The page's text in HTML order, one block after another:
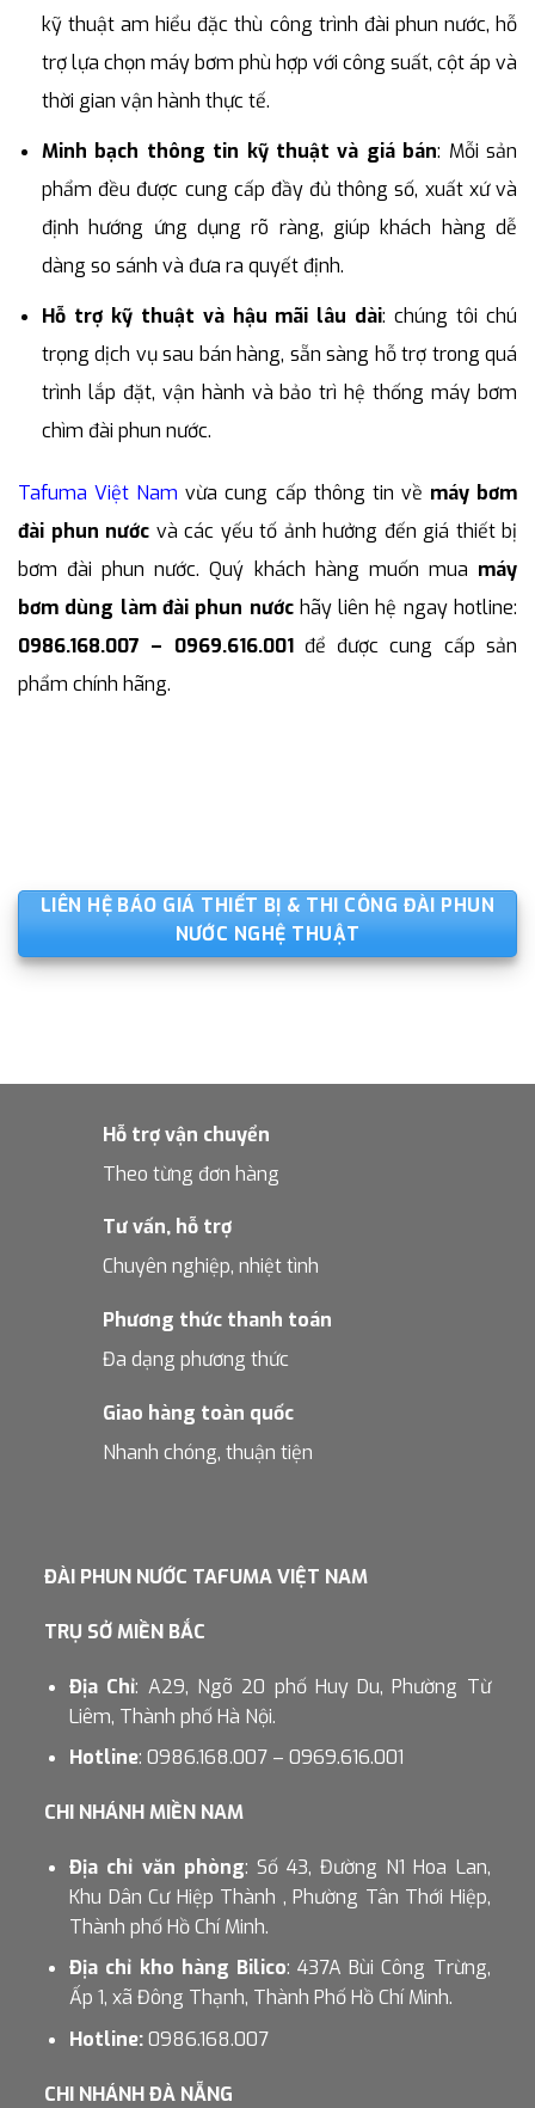
kỹ thuật am hiểu đặc thù công trình đài phun nước, hỗ
trợ lựa chọn máy bơm phù hợp với công suất, cột áp và
thời gian vận hành thực tế.
Minh bạch thông tin kỹ thuật và giá bán: Mỗi sản
phẩm đều được cung cấp đầy đủ thông số, xuất xứ và
định hướng ứng dụng rõ ràng, giúp khách hàng dễ
dàng so sánh và đưa ra quyết định.
Hỗ trợ kỹ thuật và hậu mãi lâu dài: chúng tôi chú
trọng dịch vụ sau bán hàng, sẵn sàng hỗ trợ trong quá
trình lắp đặt, vận hành và bảo trì hệ thống máy bơm
chìm đài phun nước.
Tafuma Việt Nam vừa cung cấp thông tin về máy bơm
đài phun nước và các yếu tố ảnh hưởng đến giá thiết bị
bơm đài phun nước. Quý khách hàng muốn mua máy
bơm dùng làm đài phun nướchãy liên hệ ngay hotline:
0986.168.007 – 0969.616.001để được cung cấp sản
phẩm chính hãng.
LIÊN HỆ BÁO GIÁ THIẾT BỊ & THI CÔNG ĐÀI PHUN
NƯỚC NGHỆ THUẬT
Hỗ trợ vận chuyển
Theo từng đơn hàng
Tư vấn, hỗ trợ
Chuyên nghiệp, nhiệt tình
Phương thức thanh toán
Đa dạng phương thức
Giao hàng toàn quốc
Nhanh chóng, thuận tiện
ĐÀI PHUN NƯỚC TAFUMA VIỆT NAM
TRỤ SỞ MIỀN BẮC
Địa Chỉ: A29, Ngõ 20 phố Huy Du, Phường Từ
Liêm, Thành phố Hà Nội.
Hotline: 0986.168.007 – 0969.616.001
CHI NHÁNH MIỀN NAM
Địa chỉ văn phòng: Số 43, Đường N1 Hoa Lan,
Khu Dân Cư Hiệp Thành , Phường Tân Thới Hiệp,
Thành phố Hồ Chí Minh.
Địa chỉ kho hàng Bilico: 437A Bùi Công Trừng,
Ấp 1, xã Đông Thạnh, Thành Phố Hồ Chí Minh.
Hotline:0986.168.007
CHI NHÁNH ĐÀ NẴNG